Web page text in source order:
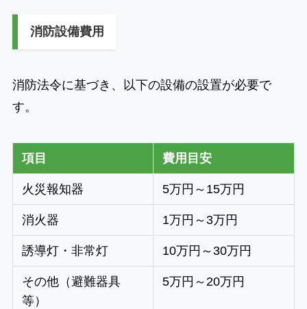
消防設備費用
消防法令に基づき、以下の設備の設置が必要で
す。
項目 費用目安
火災報知器 5万円～15万円
消火器 1万円～3万円
誘導灯・非常灯 10万円～30万円
その他（避難器具
等）
5万円～20万円